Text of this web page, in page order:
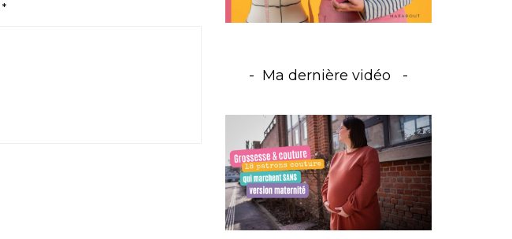
*
Ma dernière vidéo